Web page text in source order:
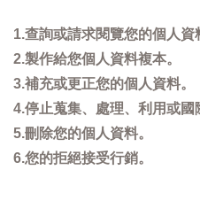
1.查詢或請求閱覽您的個人資
2.製作給您個人資料複本。
3.補充或更正您的個人資料。
4.停止蒐集、處理、利用或國
5.刪除您的個人資料。
6.您的拒絕接受行銷。